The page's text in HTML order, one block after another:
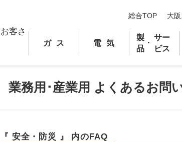
総合TOP 大
ガス 電気
製
品
･
サー
ビス
業務用 ･ 産業用 よくあるお問
『 安全・防災 』 内のFAQ